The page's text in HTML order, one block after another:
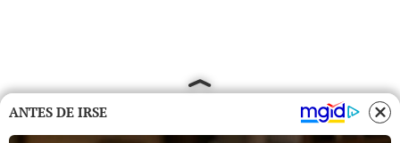
ANTES DE IRSE